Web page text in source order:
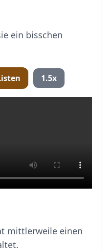
ein bisschen
1.5x
mittlerweile einen